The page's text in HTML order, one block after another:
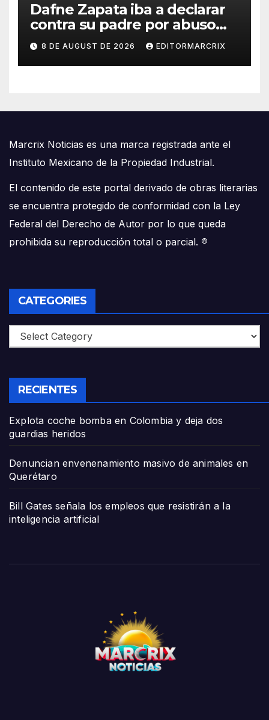
Dafne Zapata iba a declarar
contra su padre por abuso
sexual
8 DE AUGUST DE 2026 EDITORMARCRIX
Marcrix Noticias es una marca registrada ante el
Instituto Mexicano de la Propiedad Industrial.
El contenido de este portal derivado de obras literarias
se encuentra protegido de conformidad con la Ley
Federal del Derecho de Autor por lo que queda
prohibida su reproducción total o parcial. ®
CATEGORIES
Categories
RECIENTES
Explota coche bomba en Colombia y deja dos
guardias heridos
Denuncian envenenamiento masivo de animales en
Querétaro
Bill Gates señala los empleos que resistirán a la
inteligencia artificial